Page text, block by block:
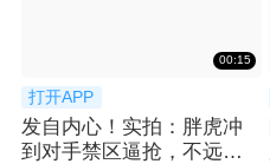
00:15
打开APP
发自内心！实拍：胖虎冲
到对手禁区逼抢，不远处